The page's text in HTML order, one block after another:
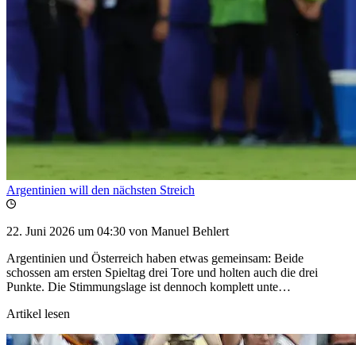
Argentinien will den nächsten Streich
22. Juni 2026 um 04:30 von Manuel Behlert
Argentinien und Österreich haben etwas gemeinsam: Beide
schossen am ersten Spieltag drei Tore und holten auch die drei
Punkte. Die Stimmungslage ist dennoch komplett unte…
Artikel lesen